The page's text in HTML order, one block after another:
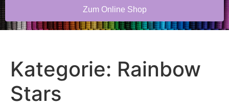
Zum Online Shop
Kategorie: Rainbow
Stars